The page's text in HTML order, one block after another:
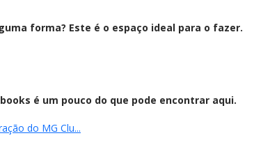
forma? Este é o espaço ideal para o fazer.
é um pouco do que pode encontrar aqui.
do MG Clu...